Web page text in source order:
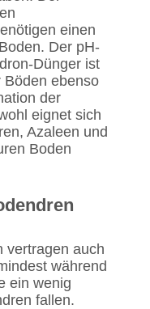
einen
Der pH-
Dünger ist
Böden ebenso
der
eignet sich
Azaleen und
Boden
vertragen auch
während
ein wenig
fallen.